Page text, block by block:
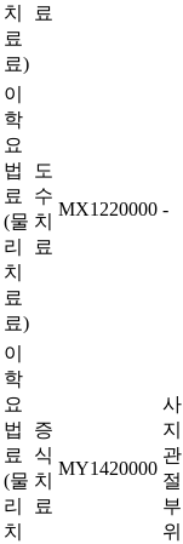
치
료
료)
료
이
학
요
법
료
(물
리
치
료
료)
도
수
치
료
MX1220000 -
이
학
요
법
료
(물
리
치
증
식
치
료
MY1420000
사
지
관
절
부
위